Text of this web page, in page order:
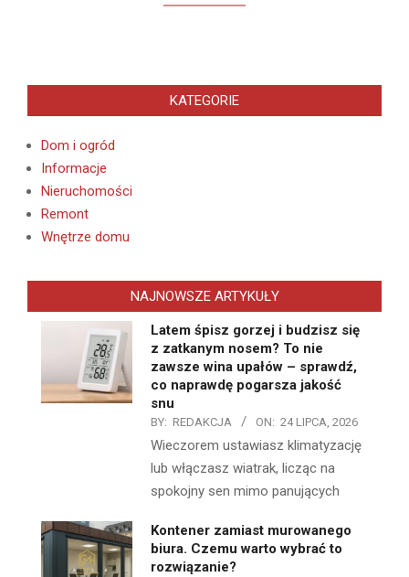
KATEGORIE
Dom i ogród
Informacje
Nieruchomości
Remont
Wnętrze domu
NAJNOWSZE ARTYKUŁY
Latem śpisz gorzej i budzisz się
z zatkanym nosem? To nie
zawsze wina upałów – sprawdź,
co naprawdę pogarsza jakość
snu
BY: REDAKCJA ON: 24 LIPCA, 2026
Wieczorem ustawiasz klimatyzację
lub włączasz wiatrak, licząc na
spokojny sen mimo panujących
Kontener zamiast murowanego
biura. Czemu warto wybrać to
rozwiązanie?